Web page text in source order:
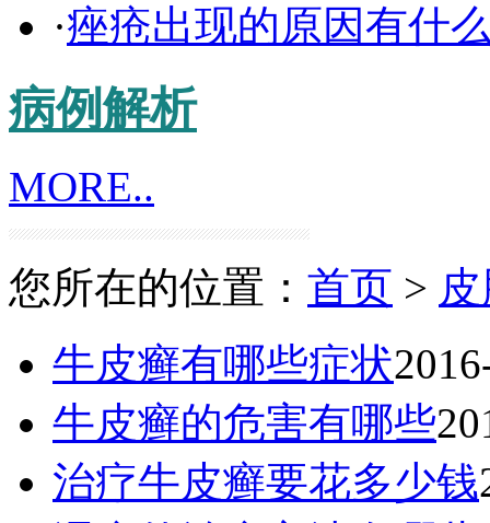
·痤疮出现的原因有什
病例解析
MORE..
您所在的位置： 首页 >
牛皮癣有哪些症状
牛皮癣的危害有哪些
治疗牛皮癣要花多少钱